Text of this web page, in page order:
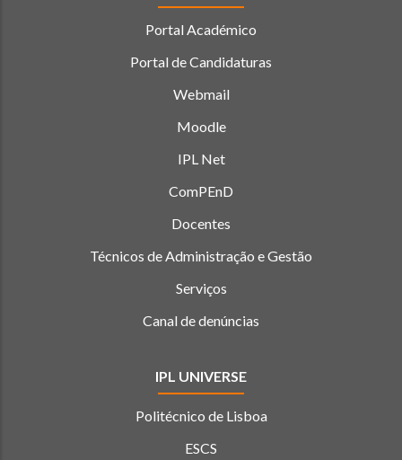
Portal Académico
Portal de Candidaturas
Webmail
Moodle
IPL Net
ComPEnD
Docentes
Técnicos de Administração e Gestão
Serviços
Canal de denúncias
IPL UNIVERSE
Politécnico de Lisboa
ESCS